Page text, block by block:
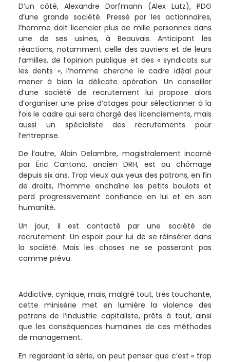
D’un côté, Alexandre Dorfmann (Alex Lutz), PDG
d’une grande société. Pressé par les actionnaires,
l’homme doit licencier plus de mille personnes dans
une de ses usines, à Beauvais. Anticipant les
réactions, notamment celle des ouvriers et de leurs
familles, de l’opinion publique et des « syndicats sur
les dents », l’homme cherche le cadre idéal pour
mener à bien la délicate opération. Un conseiller
d’une société de recrutement lui propose alors
d’organiser une prise d’otages pour sélectionner à la
fois le cadre qui sera chargé des licenciements, mais
aussi un spécialiste des recrutements pour
l’entreprise.
De l’autre, Alain Delambre, magistralement incarné
par Éric Cantona, ancien DRH, est au chômage
depuis six ans. Trop vieux aux yeux des patrons, en fin
de droits, l’homme enchaîne les petits boulots et
perd progressivement confiance en lui et en son
humanité.
Un jour, il est contacté par une société de
recrutement. Un espoir pour lui de se réinsérer dans
la société. Mais les choses ne se passeront pas
comme prévu.
Addictive, cynique, mais, malgré tout, très touchante,
cette minisérie met en lumière la violence des
patrons de l’industrie capitaliste, prêts à tout, ainsi
que les conséquences humaines de ces méthodes
de management.
En regardant la série, on peut penser que c’est « trop